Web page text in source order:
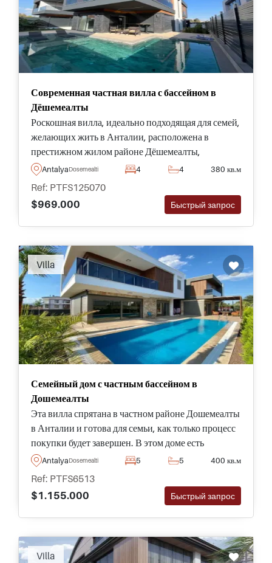
Современная частная вилла с бассейном в
Дёшемеалты
Роскошная вилла, идеально подходящая для семей,
желающих жить в Анталии, расположена в
престижном жилом районе Дёшемеалты,
располагает собственным частным бассейном и
AntalyaDosemealti 4 4 380 кв.м
Ref: PTFS125070
$969.000
Быстрый запрос
Villa
Семейный дом с частным бассейном в
Дошемеалты
Эта вилла спрятана в частном районе Дошемеалты
в Анталии и готова для семьи, как только процесс
покупки будет завершен. В этом доме есть
собственный сад и бассейн.
AntalyaDosemealti 5 5 400 кв.м
Ref: PTFS6513
$1.155.000
Быстрый запрос
Villa